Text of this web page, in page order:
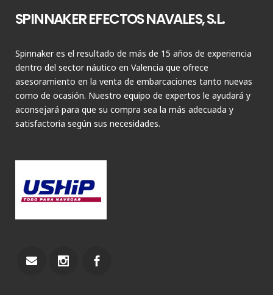
SPINNAKER EFECTOS NAVALES, S.L.
Spinnaker es el resultado de más de 15 años de experiencia
dentro del sector náutico en Valencia que ofrece
asesoramiento en la venta de embarcaciones tanto nuevas
como de ocasión. Nuestro equipo de expertos le ayudará y
aconsejará para que su compra sea la más adecuada y
satisfactoria según sus necesidades.